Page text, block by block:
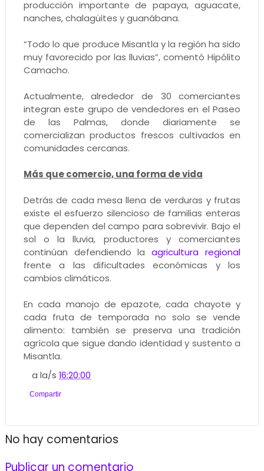
producción importante de papaya, aguacate,
nanches, chalagüites y guanábana.
“Todo lo que produce Misantla y la región ha sido
muy favorecido por las lluvias”, comentó Hipólito
Camacho.
Actualmente, alrededor de 30 comerciantes
integran este grupo de vendedores en el Paseo
de las Palmas, donde diariamente se
comercializan productos frescos cultivados en
comunidades cercanas.
Más que comercio, una forma de vida
Detrás de cada mesa llena de verduras y frutas
existe el esfuerzo silencioso de familias enteras
que dependen del campo para sobrevivir. Bajo el
sol o la lluvia, productores y comerciantes
continúan defendiendo laagricultura regional
frente a las dificultades económicas y los
cambios climáticos.
En cada manojo de epazote, cada chayote y
cada fruta de temporada no solo se vende
alimento: también se preserva una tradición
agrícola que sigue dando identidad y sustento a
Misantla.
a la/s16:20:00
Compartir
No hay comentarios
Publicar un comentario